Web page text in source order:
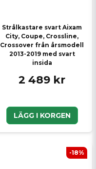
Strålkastare svart Aixam
City, Coupe, Crossline,
Crossover från årsmodell
2013-2019 med svart
insida
2 489 kr
LÄGG I KORGEN
-18%